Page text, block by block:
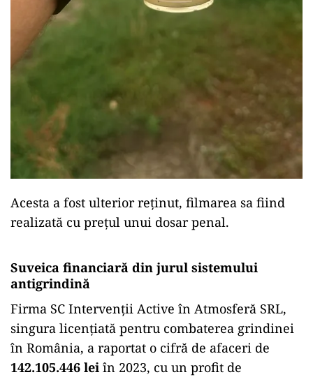
Acesta a fost ulterior reținut, filmarea sa fiind
realizată cu prețul unui dosar penal.
Suveica financiară din jurul sistemului
antigrindină
Firma SC Intervenții Active în Atmosferă SRL,
singura licențiată pentru combaterea grindinei
în România, a raportat o cifră de afaceri de
142.105.446 lei în 2023, cu un profit de